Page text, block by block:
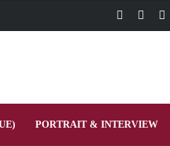
Facebook
PORTRAIT & INTERVIEW